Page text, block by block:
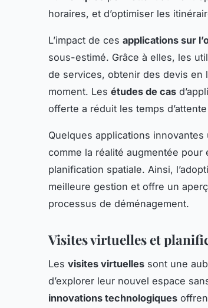
horaires, et d’optimiser les
L’impact de ces applications sur
sous-estimé. Grâce à elles, les
de services, obtenir des devis en
moment. Les études de cas
offerte a réduit les temps
Quelques applications
comme la réalité augmentée
planification spatiale. Ainsi,
meilleure gestion et offre un
processus de déménagement.
Visites virtuelles et
Les visites virtuelles sont une
d’explorer leur nouvel espace
innovations technologiques